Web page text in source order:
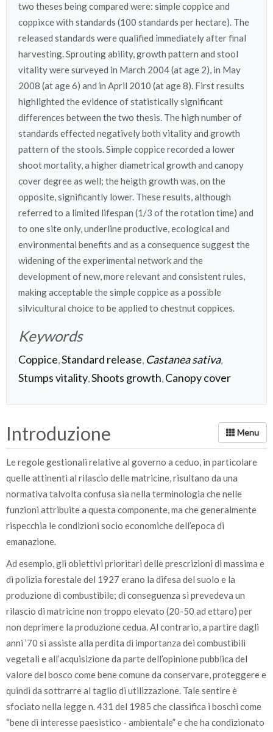
two theses being compared were: simple coppice and
coppixce with standards (100 standards per hectare). The
released standards were qualified immediately after final
harvesting. Sprouting ability, growth pattern and stool
vitality were surveyed in March 2004 (at age 2), in May
2008 (at age 6) and in April 2010 (at age 8). First results
highlighted the evidence of statistically significant
differences between the two thesis. The high number of
standards effected negatively both vitality and growth
pattern of the stools. Simple coppice recorded a lower
shoot mortality, a higher diametrical growth and canopy
cover degree as well; the heigth growth was, on the
opposite, significantly lower. These results, although
referred to a limited lifespan (1/3 of the rotation time) and
to one site only, underline productive, ecological and
environmental benefits and as a consequence suggest the
widening of the experimental network and the
development of new, more relevant and consistent rules,
making acceptable the simple coppice as a possible
silvicultural choice to be applied to chestnut coppices.
Keywords
Coppice,Standard release, Castanea sativa,
Stumps vitality,Shoots growth, Canopy cover
Introduzione
Le regole gestionali relative al governo a ceduo, in particolare
quelle attinenti al rilascio delle matricine, risultano da una
normativa talvolta confusa sia nella terminologia che nelle
funzioni attribuite a questa componente, ma che generalmente
rispecchia le condizioni socio economiche dell’epoca di
emanazione.
Ad esempio, gli obiettivi prioritari delle prescrizioni di massima e
di polizia forestale del 1927 erano la difesa del suolo e la
produzione di combustibile; di conseguenza si prevedeva un
rilascio di matricine non troppo elevato (20-50 ad ettaro) per
non deprimere la produzione cedua. Al contrario, a partire dagli
anni ’70 si assiste alla perdita di importanza dei combustibili
vegetali e all’acquisizione da parte dell’opinione pubblica del
valore del bosco come bene comune da conservare, proteggere e
quindi da sottrarre al taglio di utilizzazione. Tale sentire è
sfociato nella legge n. 431 del 1985 che classifica i boschi come
“bene di interesse paesistico - ambientale” e che ha condizionato